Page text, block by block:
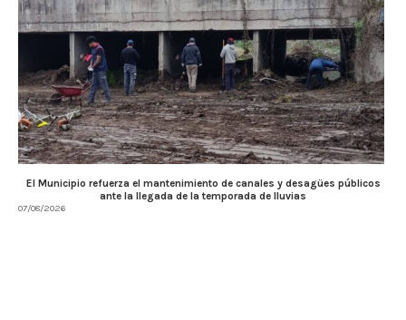
El Municipio refuerza el mantenimiento de canales y desagües públicos
ante la llegada de la temporada de lluvias
07/08/2026